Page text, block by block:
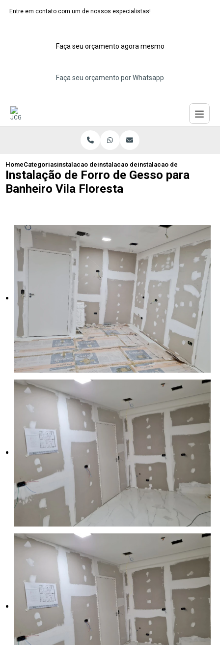
Entre em contato com um de nossos especialistas!
Faça seu orçamento agora mesmo
Faça seu orçamento por Whatsapp
HomeCategoriasinstalacao de forros de gesso
instalacao de forro de gesso abc
instalacao de forro de
Instalação de Forro de Gesso para
Banheiro Vila Floresta